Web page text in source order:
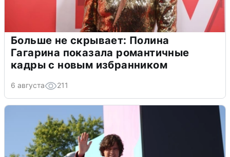
Больше не скрывает: Полина
Гагарина показала романтичные
кадры с новым избранником
6 августа 211